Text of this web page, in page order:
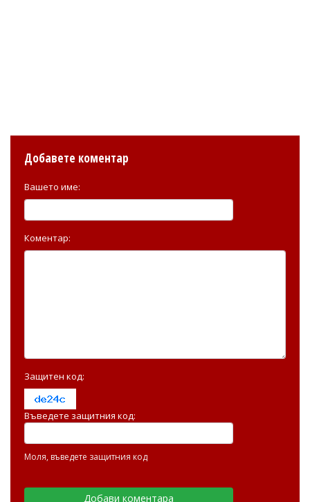
Добавете коментар
Вашето име:
Коментар:
Защитен код:
Въведете защитния код:
Моля, въведете защитния код